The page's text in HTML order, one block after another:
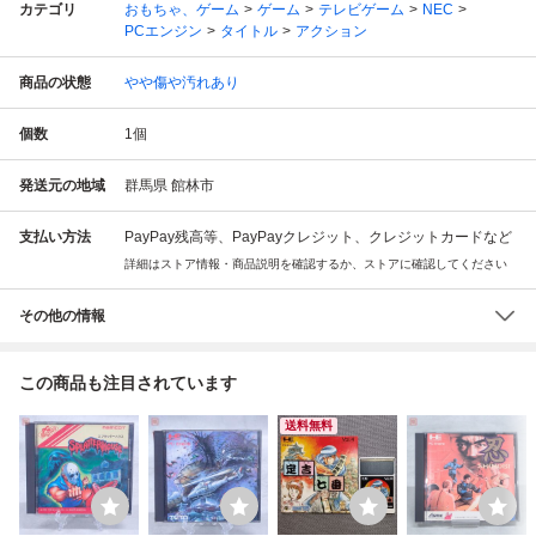
カテゴリ おもちゃ、ゲーム ゲーム テレビゲーム
NEC
PCエンジン
タイトル アクション
商品の状態 やや傷や汚れあり
個数 1個
発送元の地域 群馬県 館林市
支払い方法 PayPay残高等、PayPayクレジット、クレジットカードなど
詳細はストア情報・商品説明を確認するか、ストアに確認してください
その他の情報
この商品も注目されています
送料無料